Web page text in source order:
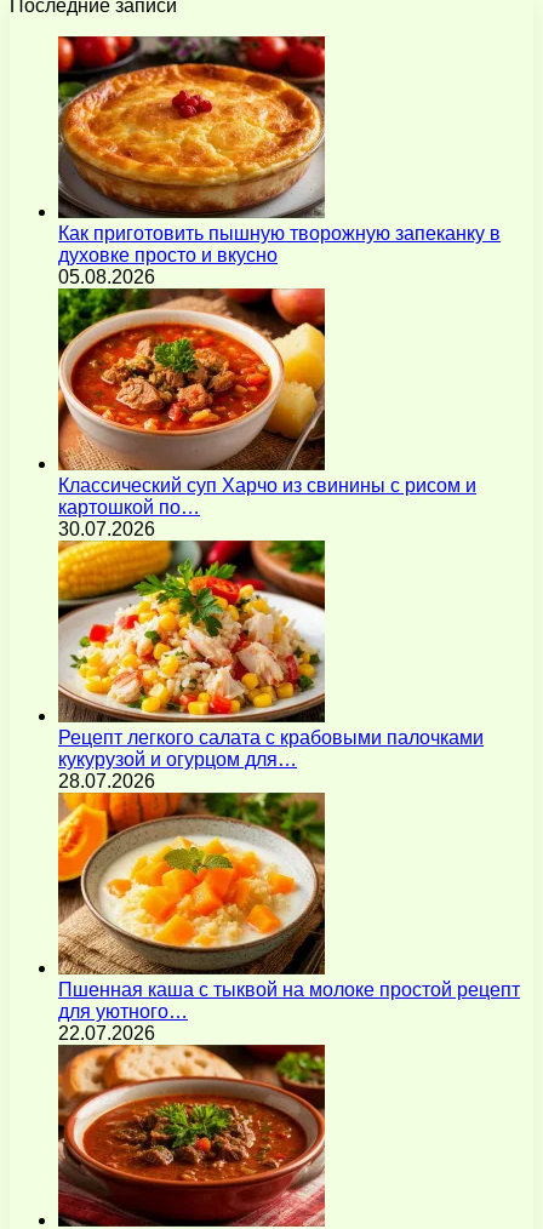
Последние записи
Как приготовить пышную творожную запеканку в
духовке просто и вкусно
05.08.2026
Классический суп Харчо из свинины с рисом и
картошкой по…
30.07.2026
Рецепт легкого салата с крабовыми палочками
кукурузой и огурцом для…
28.07.2026
Пшенная каша с тыквой на молоке простой рецепт
для уютного…
22.07.2026